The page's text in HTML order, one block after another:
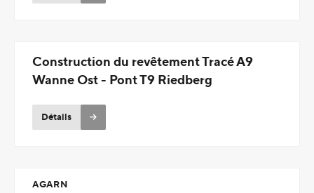
Construction du revêtement Tracé A9
Wanne Ost - Pont T9 Riedberg
Détails
AGARN